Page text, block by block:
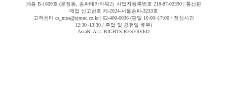
16층 B-1609호 (문정동, 송파테라타워2) 사업자등록번호 218-87-02390 | 통신판
매업 신고번호 제-2024-서울송파-3233호
고객센터 cs_moa@sjmnc.co.kr | 02-400-6036 (평일 10:00~17:00 / 점심시간
12:30~13:30 / 주말 및 공휴일 휴무)
AsiaN. ALL RIGHTS RESERVED